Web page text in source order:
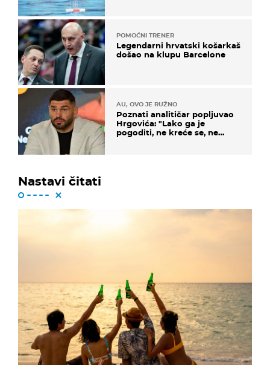
POMOĆNI TRENER
Legendarni hrvatski košarkaš
došao na klupu Barcelone
AU, OVO JE RUŽNO
Poznati analitičar popljuvao
Hrgovića: "Lako ga je
pogoditi, ne kreće se, ne
Nastavi čitati